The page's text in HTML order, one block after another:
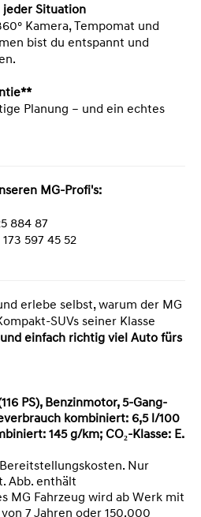
Situation
Kamera, Tempomat und
bist du entspannt und
Planung – und ein echtes
MG-Profi's:
884 87
597 45 52
erlebe selbst, warum der MG
SUVs seiner Klasse
einfach richtig viel Auto fürs
PS), Benzinmotor, 5-Gang-
kombiniert: 6,5 l/100
145 g/km; CO₂-Klasse: E.
Nur
Abb. enthält
MG Fahrzeug wird ab Werk mit
7 Jahren oder 150.000